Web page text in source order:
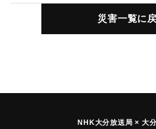
｜固有コード:00300002
災害一覧に
NHK大分放送局 × 大